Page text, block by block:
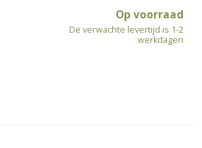
Op voorraad
De verwachte levertijd is 1-2
werkdagen